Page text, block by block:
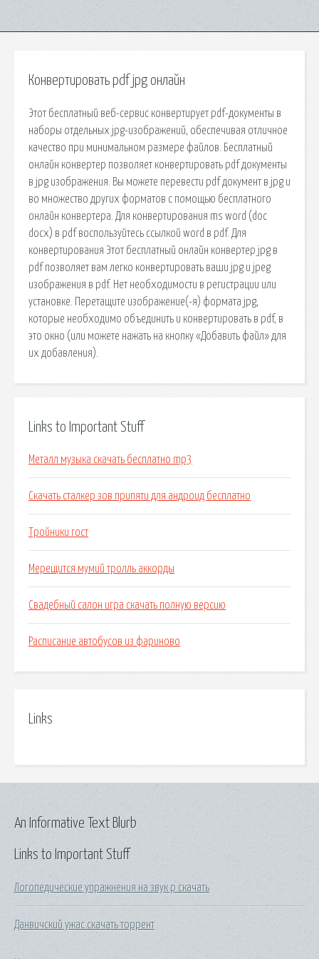
Конвертировать pdf jpg онлайн
Этот бесплатный веб-сервис конвертирует pdf-документы в
наборы отдельных jpg-изображений, обеспечивая отличное
качество при минимальном размере файлов. Бесплатный
онлайн конвертер позволяет конвертировать pdf документы
в jpg изображения. Вы можете перевести pdf документ в jpg и
во множество других форматов с помощью бесплатного
онлайн конвертера. Для конвертирования ms word (doc
docx) в pdf воспользуйтесь ссылкой word в pdf. Для
конвертирования Этот бесплатный онлайн конвертер jpg в
pdf позволяет вам легко конвертировать ваши jpg и jpeg
изображения в pdf. Нет необходимости в регистрации или
установке. Перетащите изображение(-я) формата jpg,
которые необходимо объединить и конвертировать в pdf, в
это окно (или можете нажать на кнопку «Добавить файл» для
их добавления).
Links to Important Stuff
Металл музыка скачать бесплатно mp3
Скачать сталкер зов припяти для андроид бесплатно
Тройники гост
Мерещится мумий тролль аккорды
Свадебный салон игра скачать полную версию
Расписание автобусов из фариново
Links
Links to Important Stuff
Логопедические упражнения на звук р скачать
Данвичский ужас скачать торрент
An Informative Text Blurb